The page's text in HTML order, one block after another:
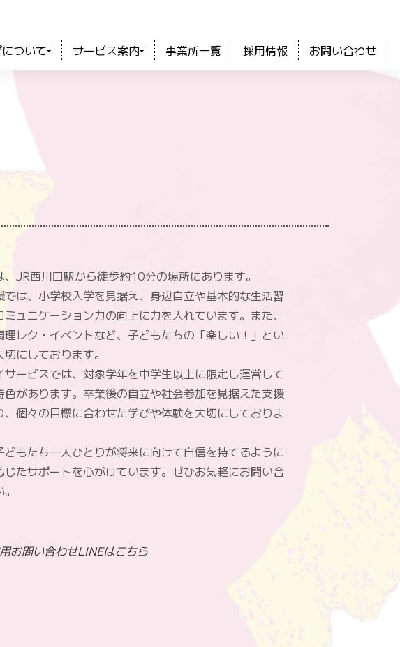
ついて サービス案内 事業所一覧 採用情報 お問い合わせ
JR西川口駅から徒歩約10分の場所にあります。
では、小学校入学を見据え、身辺自立や基本的な生活習
ュニケーション力の向上に力を入れています。また、
理レク・イベントなど、子どもたちの「楽しい！」とい
にしております。
サービスでは、対象学年を中学生以上に限定し運営して
色があります。卒業後の自立や社会参加を見据えた支援
、個々の目標に合わせた学びや体験を大切にしておりま
どもたち一人ひとりが将来に向けて自信を持てるように
じたサポートを心がけています。ぜひお気軽にお問い合
お問い合わせLINEはこちら